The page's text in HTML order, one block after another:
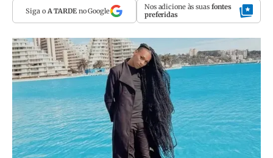
Siga o A TARDEno Google Nos adicione às suas fontes
preferidas